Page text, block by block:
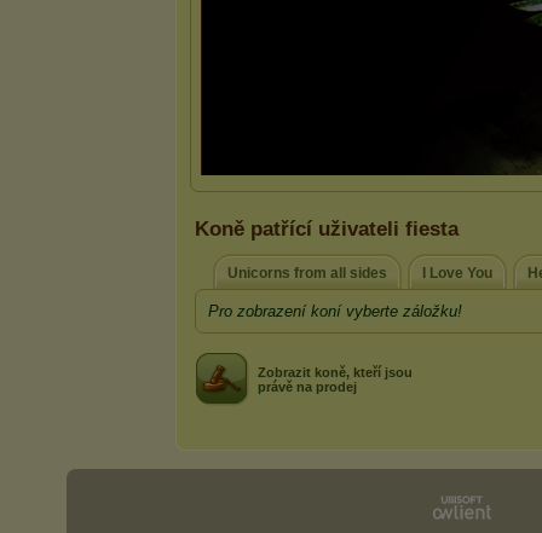
Koně patřící uživateli fiesta
Unicorns from all sides I Love You
Pro zobrazení koní vyberte záložku!
Zobrazit koně, kteří jsou
právě na prodej